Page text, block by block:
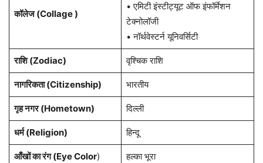
कॉलेज (Collage )
• एमिटी इंस्टीट्यूट ऑफ इंफॉर्मेशन
टेक्नोलॉजी
• नॉर्थवेस्टर्न यूनिवर्सिटी
राशि(Zodiac) वृश्चिक राशि
नागरिकता(Citizenship) भारतीय
गृह नगर(Hometown) दिल्ली
धर्म (Religion) हिन्दू
आँखों का रंग (Eye Color) हल्का भूरा